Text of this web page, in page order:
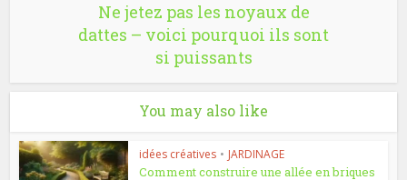
Ne jetez pas les noyaux de
dattes – voici pourquoi ils sont
si puissants
You may also like
idées créatives • JARDINAGE
Comment construire une allée en briques